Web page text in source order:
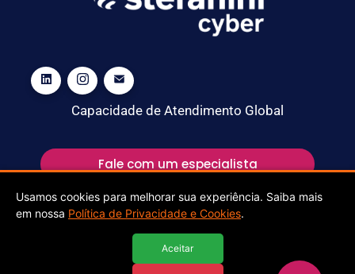
Capacidade de Atendimento Global
Fale com um especialista
Usamos cookies para melhorar sua experiência. Saiba mais
em nossa Política de Privacidade e Cookies.
Aceitar